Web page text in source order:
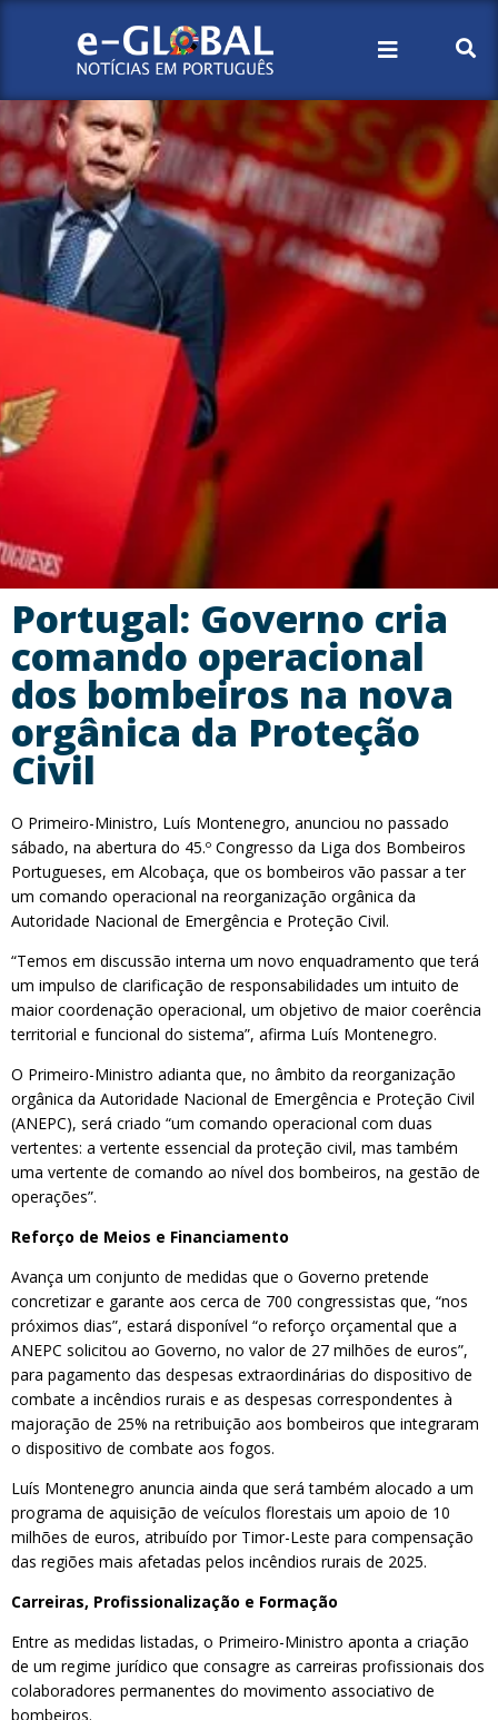
Portugal: Governo cria
comando operacional
dos bombeiros na nova
orgânica da Proteção
Civil
O Primeiro-Ministro, Luís Montenegro, anunciou no passado
sábado, na abertura do 45.º Congresso da Liga dos Bombeiros
Portugueses, em Alcobaça, que os bombeiros vão passar a ter
um comando operacional na reorganização orgânica da
Autoridade Nacional de Emergência e Proteção Civil.
“Temos em discussão interna um novo enquadramento que terá
um impulso de clarificação de responsabilidades um intuito de
maior coordenação operacional, um objetivo de maior coerência
territorial e funcional do sistema”, afirma Luís Montenegro.
O Primeiro-Ministro adianta que, no âmbito da reorganização
orgânica da Autoridade Nacional de Emergência e Proteção Civil
(ANEPC), será criado “um comando operacional com duas
vertentes: a vertente essencial da proteção civil, mas também
uma vertente de comando ao nível dos bombeiros, na gestão de
operações”.
Reforço de Meios e Financiamento
Avança um conjunto de medidas que o Governo pretende
concretizar e garante aos cerca de 700 congressistas que, “nos
próximos dias”, estará disponível “o reforço orçamental que a
ANEPC solicitou ao Governo, no valor de 27 milhões de euros”,
para pagamento das despesas extraordinárias do dispositivo de
combate a incêndios rurais e as despesas correspondentes à
majoração de 25% na retribuição aos bombeiros que integraram
o dispositivo de combate aos fogos.
Luís Montenegro anuncia ainda que será também alocado a um
programa de aquisição de veículos florestais um apoio de 10
milhões de euros, atribuído por Timor-Leste para compensação
das regiões mais afetadas pelos incêndios rurais de 2025.
Carreiras, Profissionalização e Formação
Entre as medidas listadas, o Primeiro-Ministro aponta a criação
de um regime jurídico que consagre as carreiras profissionais dos
colaboradores permanentes do movimento associativo de
bombeiros.